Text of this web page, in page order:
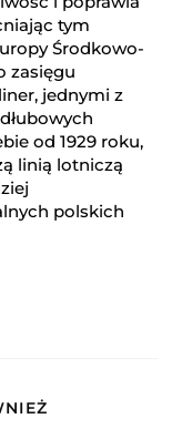
tym
Środkowo-
zasięgu
jednymi z
od 1929 roku,
linią lotniczą
polskich